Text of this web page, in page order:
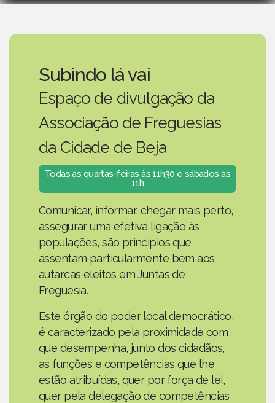
Subindo lá vai
Espaço de divulgação da
Associação de Freguesias
da Cidade de Beja
Todas as quartas-feiras às 11h30 e sábados às
11h
Comunicar, informar, chegar mais perto,
assegurar uma efetiva ligação às
populações, são princípios que
assentam particularmente bem aos
autarcas eleitos em Juntas de
Freguesia.
Este órgão do poder local democrático,
é caracterizado pela proximidade com
que desempenha, junto dos cidadãos,
as funções e competências que lhe
estão atribuídas, quer por força de lei,
quer pela delegação de competências